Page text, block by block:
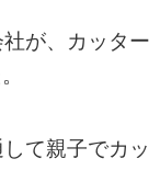
が、カッター
て親子でカッ